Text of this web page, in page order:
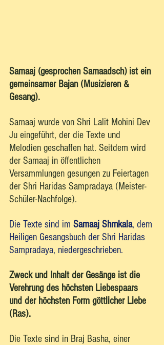
Samaaj (gesprochen Samaadsch) ist ein
gemeinsamer Bajan (Musizieren &
Gesang).
Samaaj wurde von Shri Lalit Mohini Dev
Ju eingeführt, der die Texte und
Melodien geschaffen hat. Seitdem wird
der Samaaj in öffentlichen
Versammlungen gesungen zu Feiertagen
der Shri Haridas Sampradaya (Meister-
Schüler-Nachfolge).
Die Texte sind im Samaaj Shrnkala, dem
Heiligen Gesangsbuch der Shri Haridas
Sampradaya, niedergeschrieben.
Zweck und Inhalt der Gesänge ist die
Verehrung des höchsten Liebespaars
und der höchsten Form göttlicher Liebe
(Ras).
Die Texte sind in Braj Basha, einer